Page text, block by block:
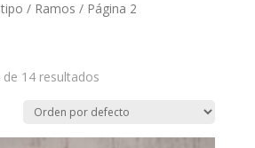
/ Ramos / Página 2
14 resultados